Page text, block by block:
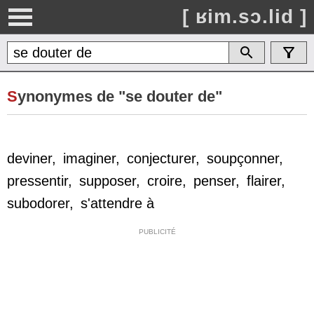
[ ʁim.sɔ.lid ]
Synonymes de "se douter de"
deviner, imaginer, conjecturer, soupçonner,
pressentir, supposer, croire, penser, flairer,
subodorer, s'attendre à
PUBLICITÉ